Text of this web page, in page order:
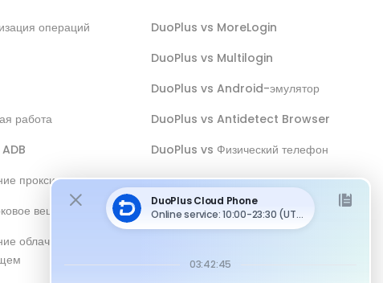
операций
работа
прокси
вещание
облачным
DuoPlus vs MoreLogin
DuoPlus vs Multilogin
DuoPlus vs Android-эмулятор
DuoPlus vs Antidetect Browser
DuoPlus vs Физический телефон